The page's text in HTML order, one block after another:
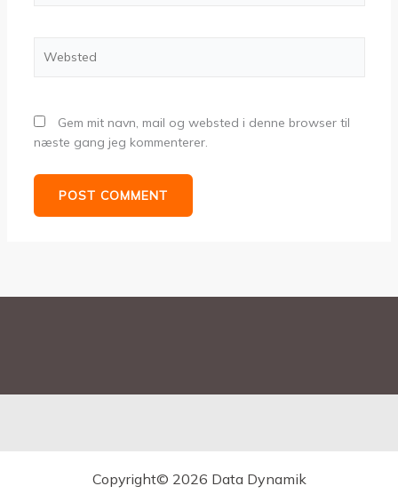
Gem mit navn, mail og websted i denne browser til
næste gang jeg kommenterer.
Copyright© 2026 Data Dynamik